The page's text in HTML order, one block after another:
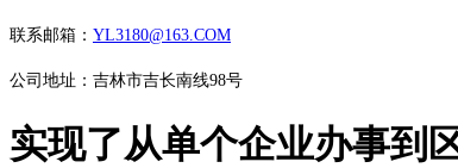
联系邮箱： YL3180@163.COM
公司地址：吉林市吉长南线98号
实现了从单个企业办事到